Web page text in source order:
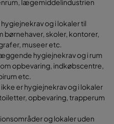
lægemiddelindustrien
og i lokaler til
børnehaver, skoler, kontorer,
museer etc.
hygiejnekrav og i rum
opbevaring, indkøbscentre,
etc.
er hygiejnekrav og i lokaler
opbevaring, trapperum
og lokaler uden